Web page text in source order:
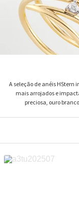
A seleção de anéis HStern
mais arrojados e
preciosa, ouro